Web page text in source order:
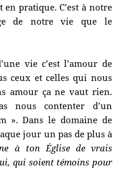
pratique. C’est à notre
de notre vie que le
vie c’est l’amour de
ceux et celles qui nous
amour ça ne vaut rien.
nous contenter d’un
». Dans le domaine de
jour un pas de plus à
à ton Église de vrais
qui soient témoins pour